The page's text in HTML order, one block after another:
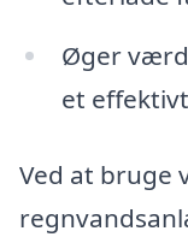
Øger
et
Ved at bruge